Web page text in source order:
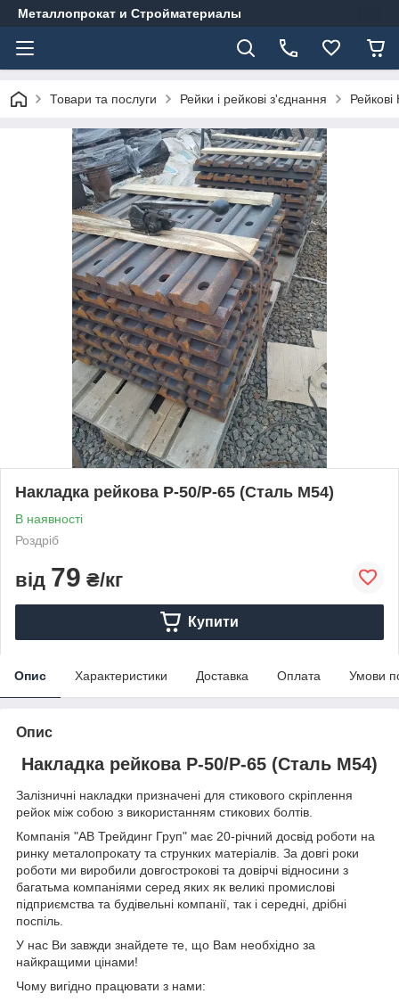
Металлопрокат и Стройматериалы
Товари та послуги Рейки і рейкові з'єднання
Накладка рейкова Р-50/Р-65 (Сталь М54)
В наявності
Роздріб
від 79 ₴/кг
Купити
Опис Характеристики Доставка Оплата Умови
Опис
Накладка рейкова Р-50/Р-65 (Сталь М54)
Залізничні накладки призначені для стикового скріплення
рейок між собою з використанням стикових болтів.
Компанія "АВ Трейдинг Груп" має 20-річний досвід роботи на
ринку металопрокату та струнких матеріалів. За довгі роки
роботи ми виробили довгострокові та довірчі відносини з
багатьма компаніями серед яких як великі промислові
підприємства та будівельні компанії, так і середні, дрібні
поспіль.
У нас Ви завжди знайдете те, що Вам необхідно за
найкращими цінами!
Чому вигідно працювати з нами: